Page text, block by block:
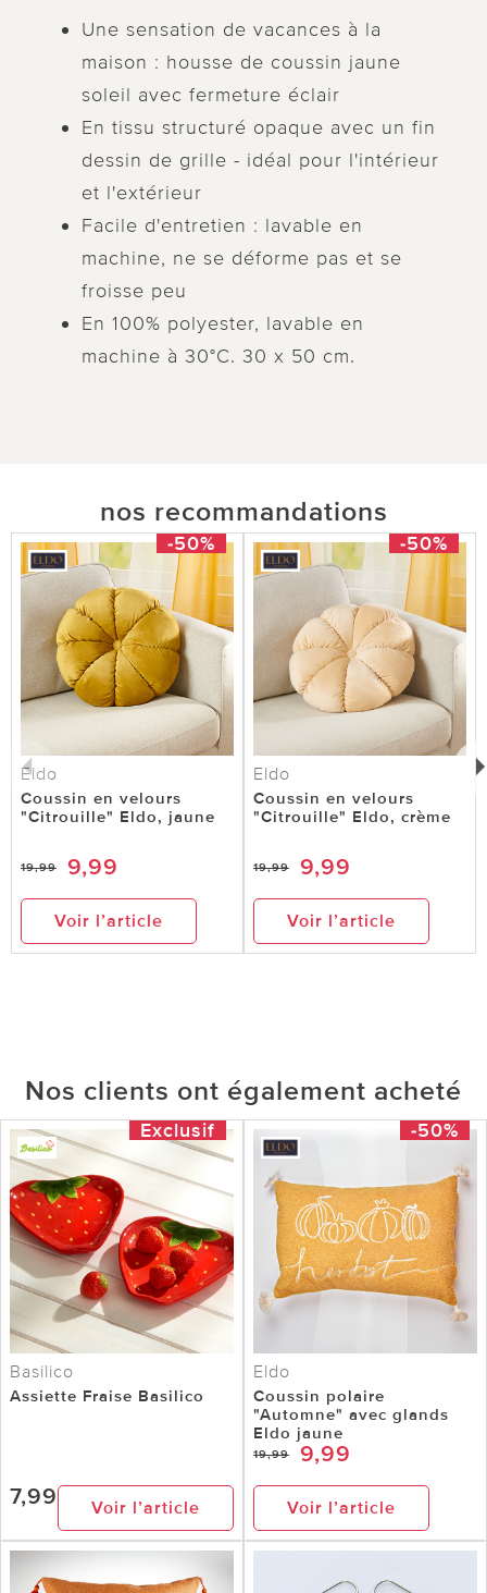
Une sensation de vacances à la
maison : housse de coussin jaune
soleil avec fermeture éclair
En tissu structuré opaque avec un fin
dessin de grille - idéal pour l'intérieur
et l'extérieur
Facile d'entretien : lavable en
machine, ne se déforme pas et se
froisse peu
En 100% polyester, lavable en
machine à 30°C. 30 x 50 cm.
nos recommandations
-50%
Eldo
Coussin en velours
"Citrouille" Eldo, jaune
19,99 9,99
Voir l’article
-50%
Eldo
Coussin en velours
"Citrouille" Eldo, crème
19,99 9,99
Voir l’article
Nos clients ont également acheté
Exclusif
Basilico
Assiette Fraise Basilico
7,99 Voir l’article
-50%
Eldo
Coussin polaire
"Automne" avec glands
Eldo jaune
19,99 9,99
Voir l’article